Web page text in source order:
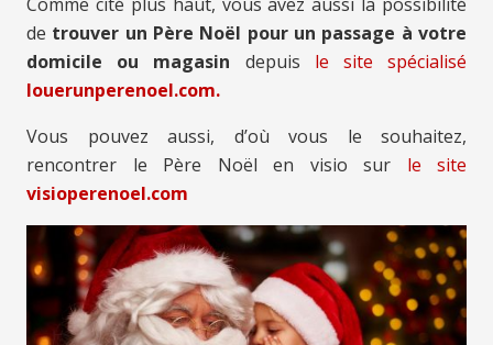
de trouver un Père Noël pour un passage à votre
domicile ou magasin depuis le site spécialisé
louerunperenoel.com.
Vous pouvez aussi, d’où vous le souhaitez,
rencontrer le Père Noël en visio sur le site
visioperenoel.com